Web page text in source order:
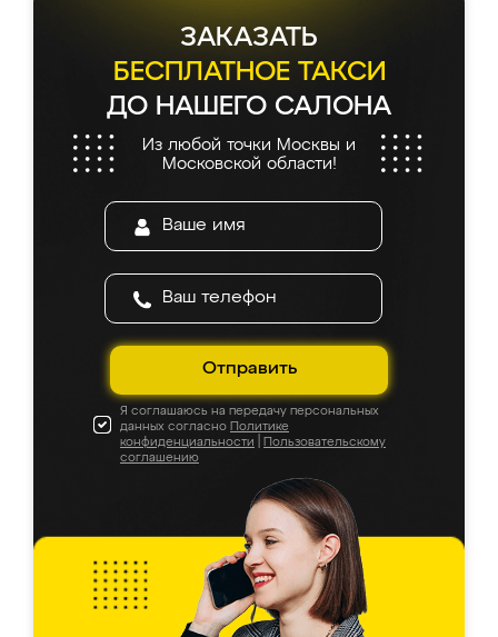
ЗАКАЗАТЬ
БЕСПЛАТНОЕ ТАКСИ
ДО НАШЕГО САЛОНА
Из любой точки Москвы и
Московской области!
Отправить
Я соглашаюсь на передачу персональных
данных согласно Политике
конфиденциальности
Пользовательскому
соглашению